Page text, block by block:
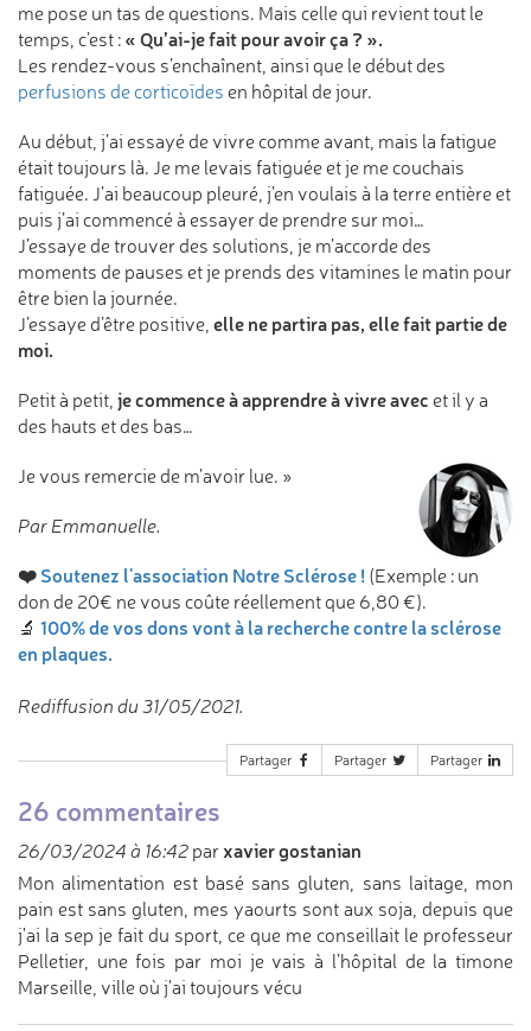
me pose un tas de questions. Mais celle qui revient tout le
temps, c’est : « Qu’ai-je fait pour avoir ça ? ».
Les rendez-vous s’enchaînent, ainsi que le début des
perfusions de corticoïdes en hôpital de jour.
Au début, j’ai essayé de vivre comme avant, mais la fatigue
était toujours là. Je me levais fatiguée et je me couchais
fatiguée. J’ai beaucoup pleuré, j’en voulais à la terre entière et
puis j’ai commencé à essayer de prendre sur moi…
J’essaye de trouver des solutions, je m’accorde des
moments de pauses et je prends des vitamines le matin pour
être bien la journée.
J’essaye d’être positive, elle ne partira pas, elle fait partie de
moi.
Petit à petit, je commence à apprendre à vivre avec et il y a
des hauts et des bas…
Je vous remercie de m’avoir lue. »
Par Emmanuelle.
❤️Soutenez l'association Notre Sclérose ! (Exemple : un
don de 20€ ne vous coûte réellement que 6,80 €).
🔬 100% de vos dons vont à la recherche contre la sclérose
en plaques.
Rediffusion du 31/05/2021.
Partager Partager Partager
26 commentaires
26/03/2024 à 16:42 par xavier gostanian
Mon alimentation est basé sans gluten, sans laitage, mon
pain est sans gluten, mes yaourts sont aux soja, depuis que
j'ai la sep je fait du sport, ce que me conseillait le professeur
Pelletier, une fois par moi je vais à l’hôpital de la timone
Marseille, ville où j'ai toujours vécu